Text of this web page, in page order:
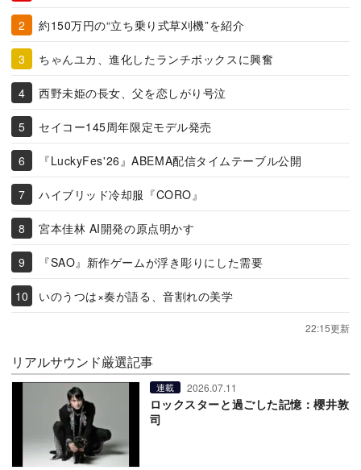
約150万円の“立ち乗り式草刈機”を紹介
ちゃんユカ、進化したランチボックスに興奮
西野未姫の長女、父を恋しがり号泣
セイコー145周年限定モデル発売
『LuckyFes'26』ABEMA配信タイムテーブル公開
ハイブリッド冷却服『CORO』
宮本佳林 AI開発の原点明かす
『SAO』新作ゲームが浮き彫りにした需要
いのうつは×奏が語る、音割れの美学
22:15更新
リアルサウンド厳選記事
連載 2026.07.11
ロックスターと過ごした記憶：櫻井敦
司